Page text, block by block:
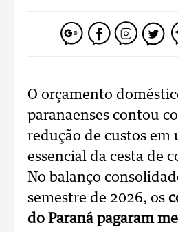
O orçamento
paranaenses contou
redução de custos em
essencial da cesta de
No balanço
semestre de 2026, os
do Paraná pagaram